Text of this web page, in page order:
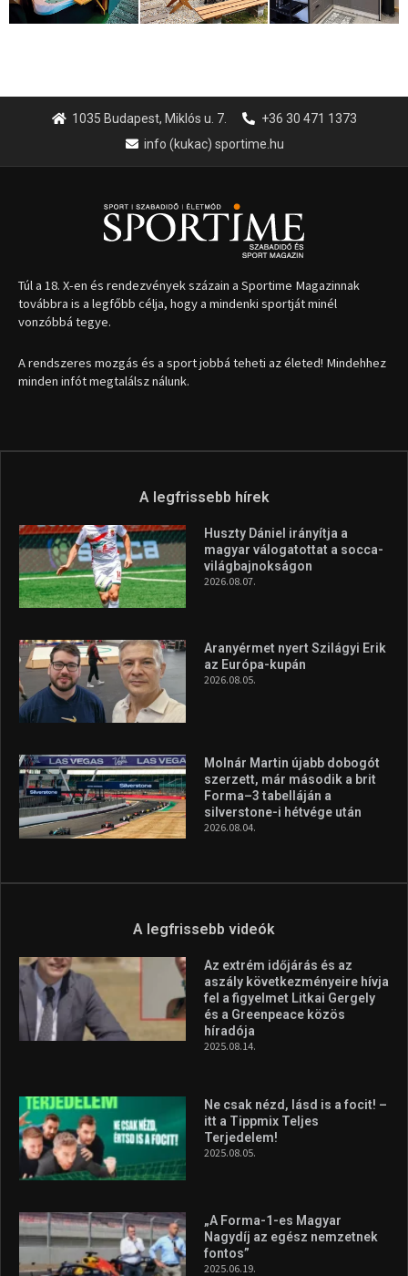
1035 Budapest, Miklós u. 7.
+36 30 471 1373
info (kukac) sportime.hu
Túl a 18. X-en és rendezvények százain a Sportime Magazinnak
továbbra is a legfőbb célja, hogy a mindenki sportját minél
vonzóbbá tegye.
A rendszeres mozgás és a sport jobbá teheti az életed! Mindehhez
minden infót megtalálsz nálunk.
A legfrissebb hírek
Huszty Dániel irányítja a
magyar válogatottat a socca-
világbajnokságon
2026.08.07.
Aranyérmet nyert Szilágyi Erik
az Európa-kupán
2026.08.05.
Molnár Martin újabb dobogót
szerzett, már második a brit
Forma–3 tabelláján a
silverstone-i hétvége után
2026.08.04.
A legfrissebb videók
Az extrém időjárás és az
aszály következményeire hívja
fel a figyelmet Litkai Gergely
és a Greenpeace közös
híradója
2025.08.14.
Ne csak nézd, lásd is a focit! –
itt a Tippmix Teljes
Terjedelem!
2025.08.05.
„A Forma-1-es Magyar
Nagydíj az egész nemzetnek
fontos”
2025.06.19.